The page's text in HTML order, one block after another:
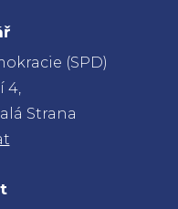
(SPD)
4,
Strana